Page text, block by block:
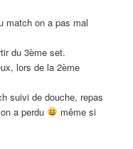
match on a pas mal
du 3ème set.
lors de la 2ème
suivi de douche, repas
a perdu
même si